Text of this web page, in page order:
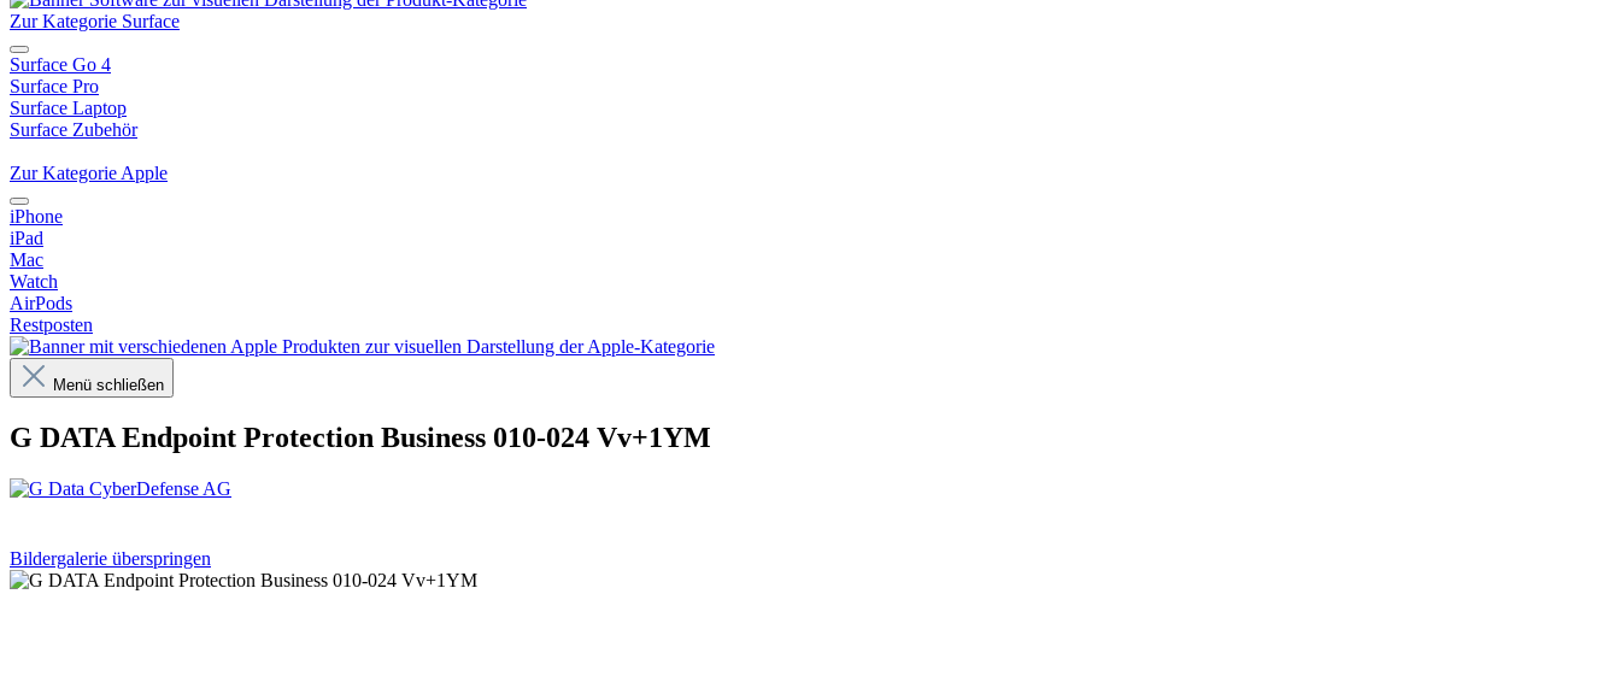
Zur Kategorie Surface
Surface Go 4
Surface Pro
Surface Laptop
Surface Zubehör
Zur Kategorie Apple
iPhone
iPad
Mac
Watch
AirPods
Restposten
Menü schließen
G DATA Endpoint Protection Business 010-024 Vv+1YM
Bildergalerie überspringen